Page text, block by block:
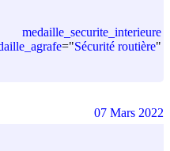
medaille_securite_interieure
="Sécurité routière"
07 Mars 2022